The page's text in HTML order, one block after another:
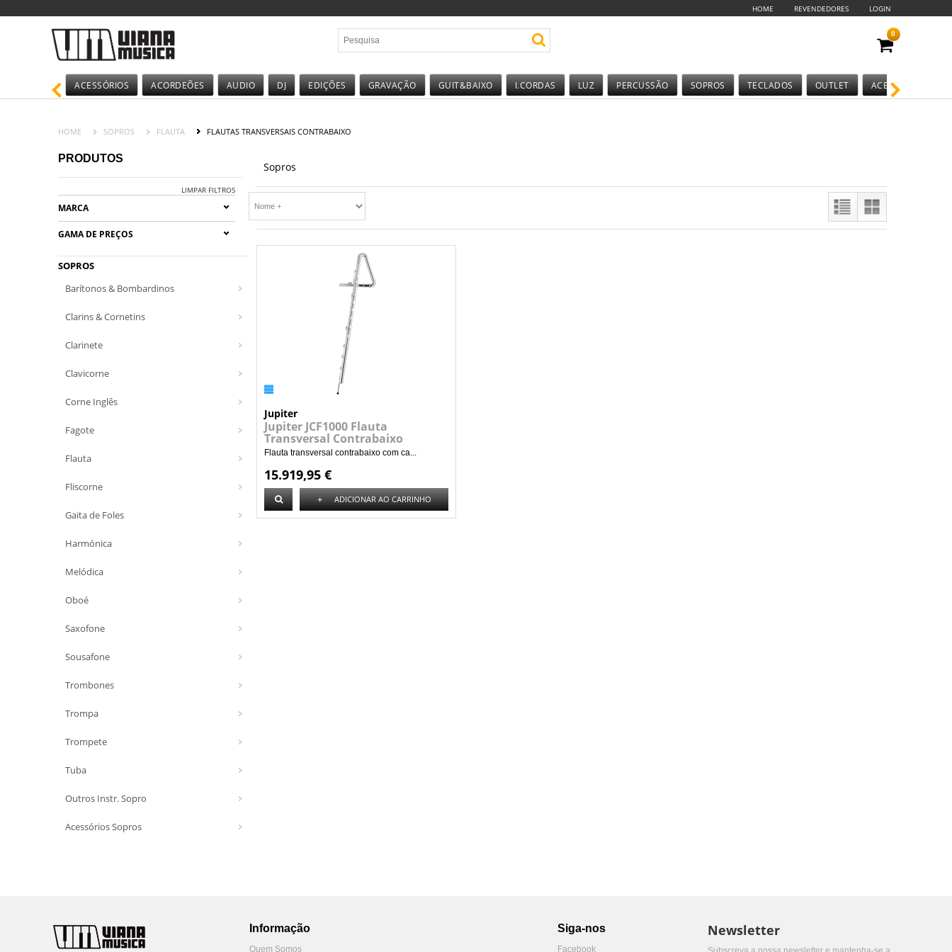
HOME REVENDEDORES LOGIN
0
ACESSÓRIOS ACORDEÕES AUDIO DJ EDIÇÕES GRAVAÇÃO GUIT&BAIXO I.CORDAS LUZ PERCUSSÃO SOPROS TECLADOS OUTLET ACESSÓRIOS
HOME SOPROS FLAUTA FLAUTAS TRANSVERSAIS CONTRABAIXO
PRODUTOS
LIMPAR FILTROS
MARCA
GAMA DE PREÇOS
SOPROS
Barítonos & Bombardinos
Clarins & Cornetins
Clarinete
Clavicorne
Corne Inglês
Fagote
Flauta
Fliscorne
Gaita de Foles
Harmónica
Melódica
Oboé
Saxofone
Sousafone
Trombones
Trompa
Trompete
Tuba
Outros Instr. Sopro
Acessórios Sopros
Sopros
Jupiter
Jupiter JCF1000 Flauta
Transversal Contrabaixo
Flauta transversal contrabaixo com ca...
15.919,95 €
+ ADICIONAR AO CARRINHO
Informação
Quem Somos
Siga-nos
Facebook
Newsletter